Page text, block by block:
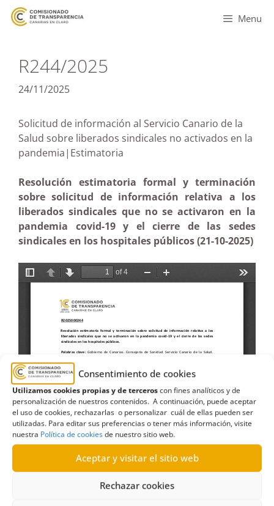
Consentimiento de cookies
Utilizamos cookies propias y de terceroscon fines analíticos y de
personalización de nuestros contenidos. A continuación, puede aceptar
el uso de cookies, rechazarlas o personalizar cuál de ellas pueden ser
utilizadas. Para editar sus preferencias o tener más información, visite
nuestra Política de cookiesde nuestro sitio web.
Aceptar y visitar el sitio web
Rechazar cookies
Menu
R244/2025
24/11/2025
Solicitud de información al Servicio Canario de la
Salud sobre liberados sindicales no activados en la
pandemia|Estimatoria
Resolución estimatoria formal y terminación
sobre solicitud de información relativa a los
liberados sindicales que no se activaron en la
pandemia covid-19 y el cierre de las sedes
sindicales en los hospitales públicos (21-10-2025)